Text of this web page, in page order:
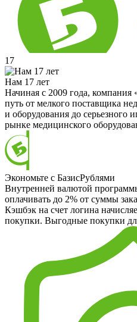
17
Нам 17 лет
Начиная с 2009 года,
путь от мелкого поставщика
и оборудования до серьезного
рынке медицинского
Экономьте с БазисРублями
Внутренней валютой
оплачивать до 2% от суммы
Кэшбэк на счет логина
покупки. Выгодные покупки